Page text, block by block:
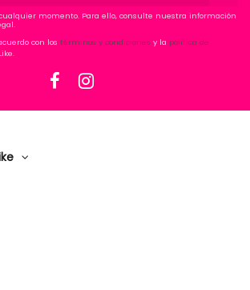
momento. Para ello, consulte nuestra información
con los términos y condiciones y la política de